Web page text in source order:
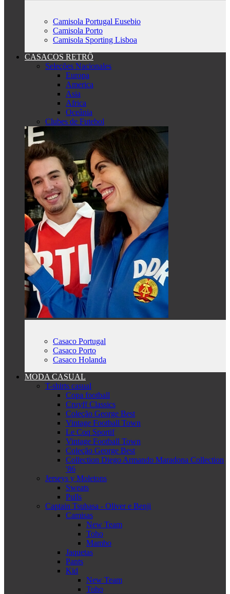
Camisola Portugal Eusebio
Camisola Porto
Camisola Sporting Lisboa
CASACOS RETRÔ
Seleções Nacionales
Europa
America
Asia
Africa
Oceânia
Clubes de Futebol
Casaco Portugal
Casaco Porto
Casaco Holanda
MODA CASUAL
T-shirts casual
Copa football
Cruyff Classics
Coleção George Best
Vintage Football Town
Le Coq Sportif
Vintage Football Town
Coleção George Best
Collection Diego Armando Maradona Collection
'86
Jerseys y Moletons
Sweats
Pulls
Captain Tsubasa - Oliver e Benji
Camisas
New Team
Toho
Mambo
Jaquetas
Pants
Kid
New Team
Toho